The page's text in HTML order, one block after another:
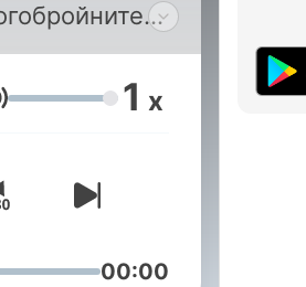
ни
на
живота на
Ненов
своите
по пътя
собствените
Volume 1 x
00:00